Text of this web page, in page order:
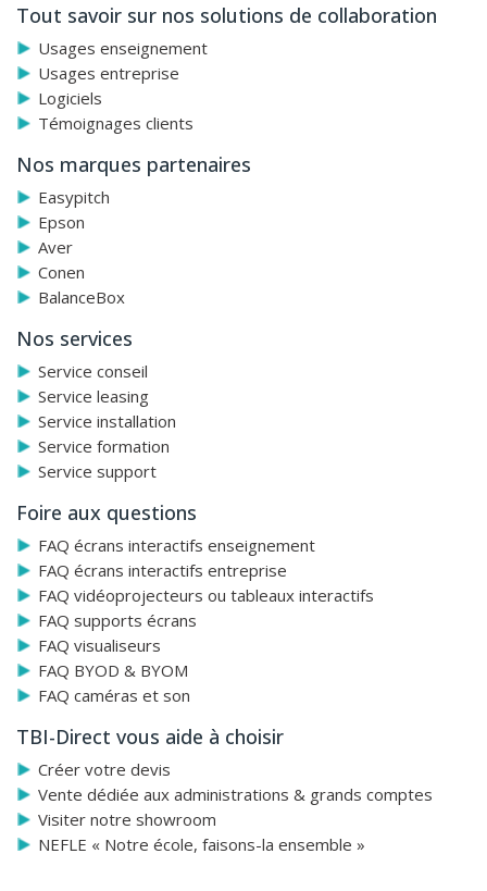
Tout savoir sur nos solutions de collaboration
Usages enseignement
Usages entreprise
Logiciels
Témoignages clients
Nos marques partenaires
Easypitch
Epson
Aver
Conen
BalanceBox
Nos services
Service conseil
Service leasing
Service installation
Service formation
Service support
Foire aux questions
FAQ écrans interactifs enseignement
FAQ écrans interactifs entreprise
FAQ vidéoprojecteurs ou tableaux interactifs
FAQ supports écrans
FAQ visualiseurs
FAQ BYOD & BYOM
FAQ caméras et son
TBI-Direct vous aide à choisir
Créer votre devis
Vente dédiée aux administrations & grands comptes
Visiter notre showroom
NEFLE « Notre école, faisons-la ensemble »